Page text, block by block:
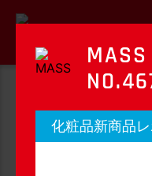
MASS REPORT
マスレポート
MASS
化粧品新商品レ